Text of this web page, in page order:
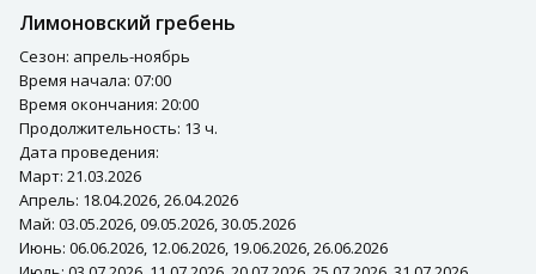
Лимоновский гребень
Сезон: апрель-ноябрь
Время начала: 07:00
Время окончания: 20:00
Продолжительность: 13 ч.
Дата проведения:
Март: 21.03.2026
Апрель: 18.04.2026, 26.04.2026
Май: 03.05.2026, 09.05.2026, 30.05.2026
Июнь: 06.06.2026, 12.06.2026, 19.06.2026, 26.06.2026